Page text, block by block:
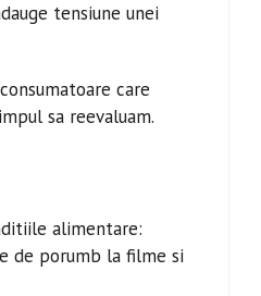
tensiune unei
care
sa reevaluam.
alimentare:
de porumb la filme si